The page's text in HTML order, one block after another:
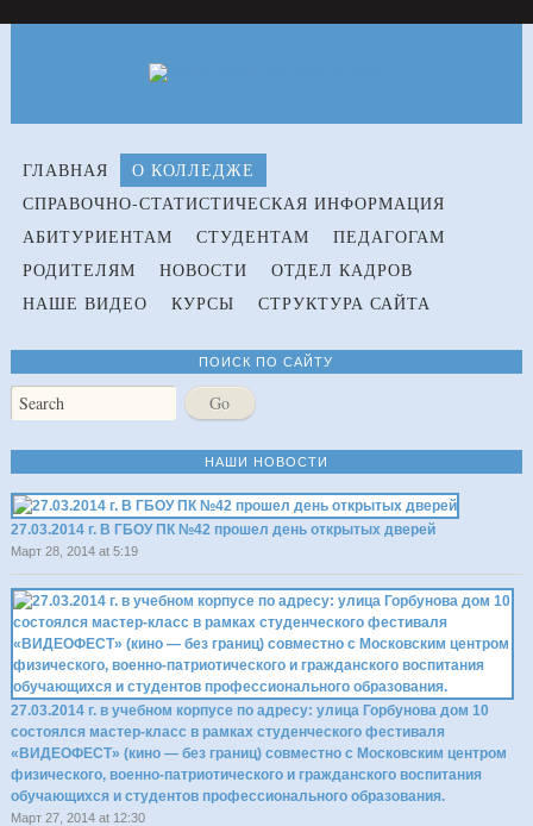
ГЛАВНАЯ
О КОЛЛЕДЖЕ
СПРАВОЧНО-СТАТИСТИЧЕСКАЯ ИНФОРМАЦИЯ
АБИТУРИЕНТАМ
СТУДЕНТАМ
ПЕДАГОГАМ
РОДИТЕЛЯМ
НОВОСТИ
ОТДЕЛ КАДРОВ
НАШЕ ВИДЕО
КУРСЫ СТРУКТУРА САЙТА
ПОИСК ПО САЙТУ
НАШИ НОВОСТИ
27.03.2014 г. В ГБОУ ПК №42 прошел день открытых дверей
Март 28, 2014 at 5:19
27.03.2014 г. в учебном корпусе по адресу: улица Горбунова дом 10
состоялся мастер-класс в рамках студенческого фестиваля
«ВИДЕОФЕСТ» (кино — без границ) совместно с Московским центром
физического, военно-патриотического и гражданского воспитания
обучающихся и студентов профессионального образования.
Март 27, 2014 at 12:30